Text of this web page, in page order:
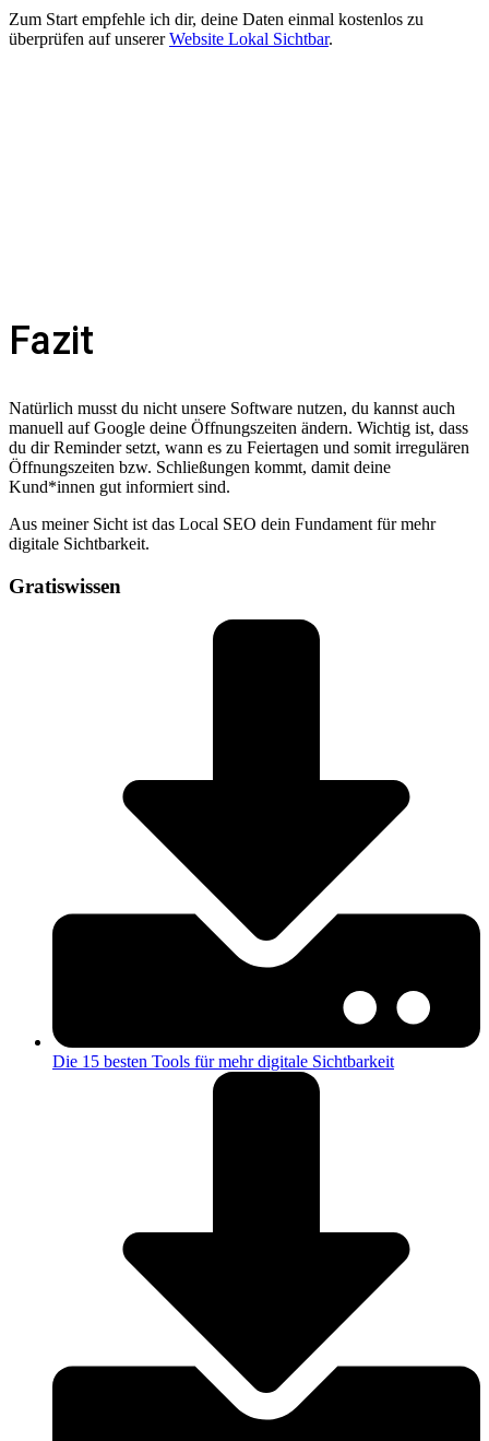
Zum Start empfehle ich dir, deine Daten einmal kostenlos zu
überprüfen auf unsererWebsite Lokal Sichtbar.
Fazit
Natürlich musst du nicht unsere Software nutzen, du kannst auch
manuell auf Google deine Öffnungszeiten ändern. Wichtig ist, dass
du dir Reminder setzt, wann es zu Feiertagen und somit irregulären
Öffnungszeiten bzw. Schließungen kommt, damit deine
Kund*innen gut informiert sind.
Aus meiner Sicht ist das Local SEO dein Fundament für mehr
digitale Sichtbarkeit.
Gratiswissen
Die 15 besten Tools für mehr digitale Sichtbarkeit